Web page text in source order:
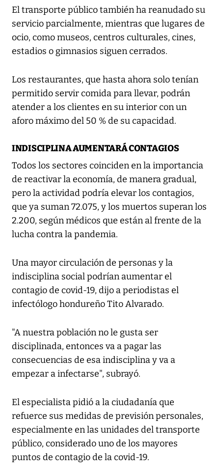
El transporte público también ha reanudado su
servicio parcialmente, mientras que lugares de
ocio, como museos, centros culturales, cines,
estadios o gimnasios siguen cerrados.
Los restaurantes, que hasta ahora solo tenían
permitido servir comida para llevar, podrán
atender a los clientes en su interior con un
aforo máximo del 50 % de su capacidad.
INDISCIPLINA AUMENTARÁ CONTAGIOS
Todos los sectores coinciden en la importancia
de reactivar la economía, de manera gradual,
pero la actividad podría elevar los contagios,
que ya suman 72.075, y los muertos superan los
2.200, según médicos que están al frente de la
lucha contra la pandemia.
Una mayor circulación de personas y la
indisciplina social podrían aumentar el
contagio de covid-19, dijo a periodistas el
infectólogo hondureño Tito Alvarado.
"A nuestra población no le gusta ser
disciplinada, entonces va a pagar las
consecuencias de esa indisciplina y va a
empezar a infectarse", subrayó.
El especialista pidió a la ciudadanía que
refuerce sus medidas de previsión personales,
especialmente en las unidades del transporte
público, considerado uno de los mayores
puntos de contagio de la covid-19.